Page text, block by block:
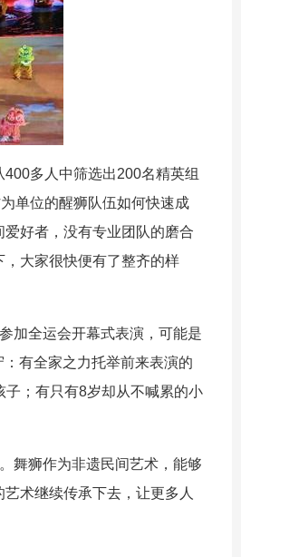
多人中筛选出200名精英组
单位的醒狮队伍如何快速成
好者，没有专业团队的磨合
大家很快便有了整齐的样
加全运会开幕式表演，可能是
有全家之力托举前来表演的
；有只有8岁却从不喊累的小
舞狮作为非遗民间艺术，能够
术继续传承下去，让更多人